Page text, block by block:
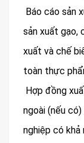
Báo cáo sản
sản xuất gạo,
xuất và chế
toàn thực
Hợp đồng
ngoài (nếu
nghiệp có khả